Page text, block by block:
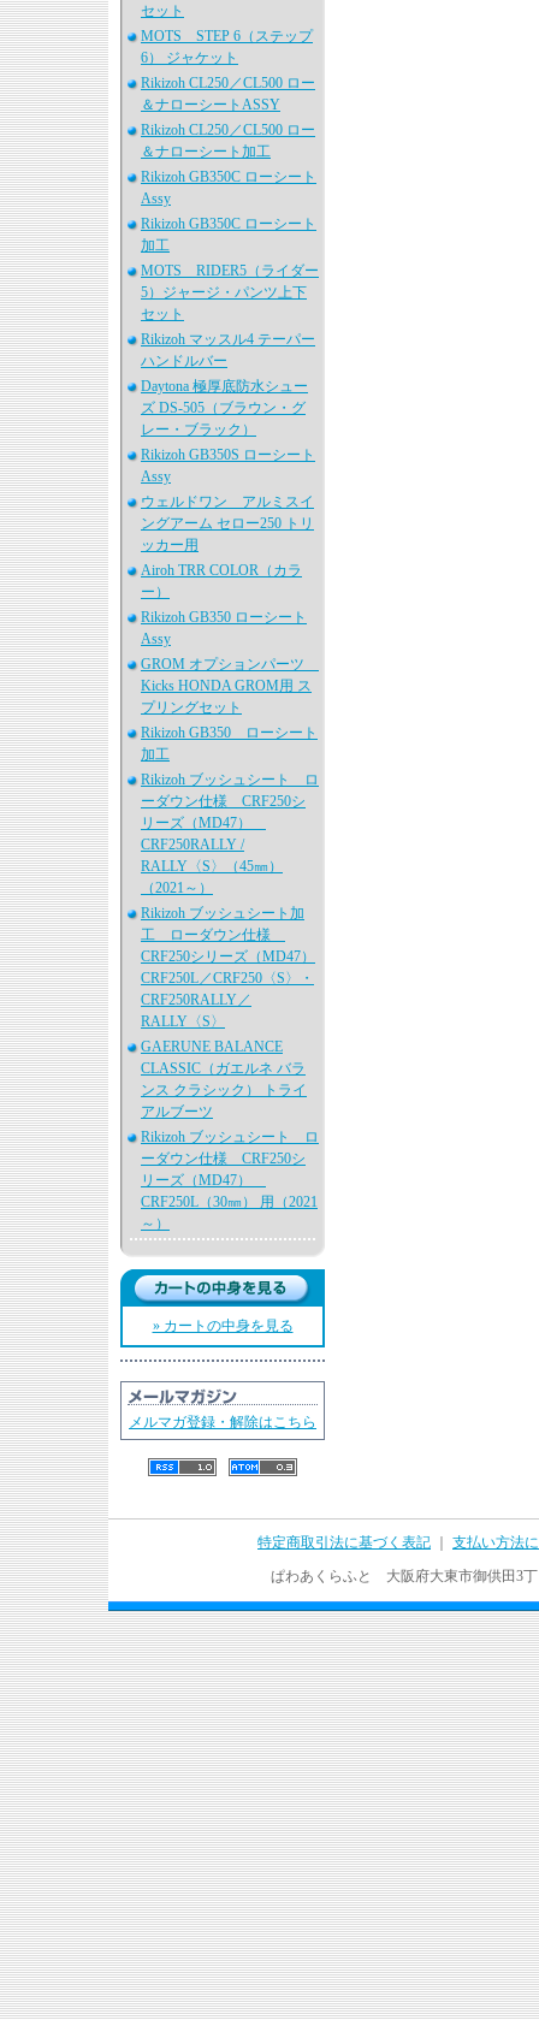
セット
MOTS STEP 6（ステップ
6） ジャケット
Rikizoh CL250／CL500 ロー
＆ナローシートASSY
Rikizoh CL250／CL500 ロー
＆ナローシート加工
Rikizoh GB350C ローシート
Assy
Rikizoh GB350C ローシート
加工
MOTS RIDER5（ライダー
5）ジャージ・パンツ上下
セット
Rikizoh マッスル4 テーパー
ハンドルバー
Daytona 極厚底防水シュー
ズ DS-505（ブラウン・グ
レー・ブラック）
Rikizoh GB350S ローシート
Assy
ウェルドワン アルミスイ
ングアーム セロー250 トリ
ッカー用
Airoh TRR COLOR（カラ
ー）
Rikizoh GB350 ローシート
Assy
GROM オプションパーツ
Kicks HONDA GROM用 ス
プリングセット
Rikizoh GB350 ローシート
加工
Rikizoh ブッシュシート ロ
ーダウン仕様 CRF250シ
リーズ（MD47）
CRF250RALLY /
RALLY〈S〉（45㎜）
（2021～）
Rikizoh ブッシュシート加
工 ローダウン仕様
CRF250シリーズ（MD47）
CRF250L／CRF250〈S〉・
CRF250RALLY／
RALLY〈S〉
GAERUNE BALANCE
CLASSIC（ガエルネ バラ
ンス クラシック） トライ
アルブーツ
Rikizoh ブッシュシート ロ
ーダウン仕様 CRF250シ
リーズ（MD47）
CRF250L（30㎜） 用（2021
～）
» カートの中身を見る
メルマガ登録・解除はこちら
特定商取引法に基づく表記
支払い方法
ぱわあくらふと 大阪府大東市御供田3